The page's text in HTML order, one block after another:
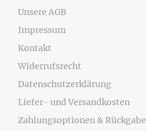
Unsere AGB
Impressum
Kontakt
Widerrufsrecht
Datenschutzerklärung
Liefer- und Versandkosten
Zahlungsoptionen & Rückgabe